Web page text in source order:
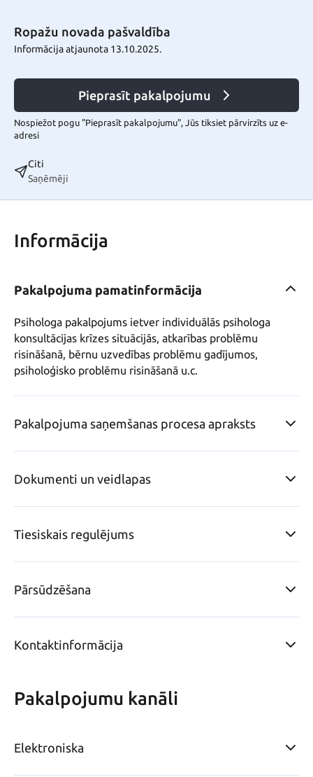
Ropažu novada pašvaldība
Informācija atjaunota 13.10.2025.
Pieprasīt pakalpojumu
Nospiežot pogu "Pieprasīt pakalpojumu", Jūs tiksiet pārvirzīts uz e-
adresi
Citi
Saņēmēji
Informācija
Pakalpojuma pamatinformācija
Psihologa pakalpojums ietver individuālās psihologa
konsultācijas krīzes situācijās, atkarības problēmu
risināšanā, bērnu uzvedības problēmu gadījumos,
psiholoģisko problēmu risināšanā u.c.
Pakalpojuma saņemšanas procesa apraksts
Dokumenti un veidlapas
Tiesiskais regulējums
Pārsūdzēšana
Kontaktinformācija
Pakalpojumu kanāli
Elektroniska